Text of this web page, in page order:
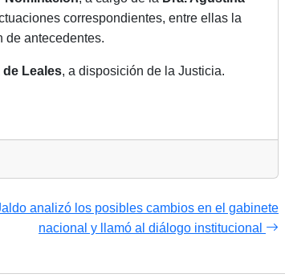
correspondientes, entre ellas la
de antecedentes.
de Leales, a disposición de la Justicia.
analizó los posibles cambios en el gabinete
nacional y llamó al diálogo institucional